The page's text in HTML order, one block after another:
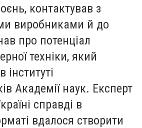
контактував з
виробниками й до
про потенціал
техніки, який
інституті
Академії наук. Експерт
справді в
вдалося створити